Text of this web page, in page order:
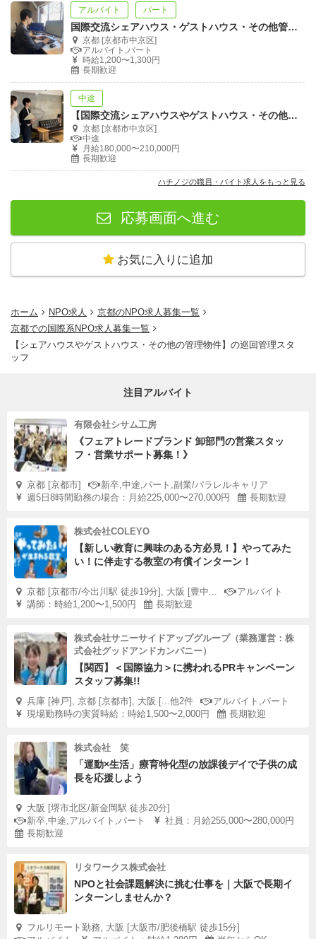
アルバイト パート
国際交流シェアハウス・ゲストハウス・その他管理物件の運営サポートスタッフ
京都 [京都市中京区]
アルバイト,パート
時給1,200〜1,300円
長期歓迎
中途
【国際交流シェアハウスやゲストハウス・その他管理物件】の経理・バックオフィス業務
京都 [京都市中京区]
中途
月給180,000〜210,000円
長期歓迎
ハチノジの職員・バイト求人をもっと見る
応募画面へ進む
お気に入りに追加
ホーム NPO求人
京都のNPO求人募集一覧
京都での国際系NPO求人募集一覧
【シェアハウスやゲストハウス・その他の管理物件】の巡回管理スタ
ッフ
注目アルバイト
有限会社シサム工房
《フェアトレードブランド 卸部門の営業スタッ
フ・営業サポート募集！》
京都 [京都市]
新卒,中途,パート,副業/パラレルキャリア
週5日8時間勤務の場合：月給225,000〜270,000円
長期歓迎
株式会社COLEYO
【新しい教育に興味のある方必見！】やってみた
い！に伴走する教室の有償インターン！
京都 [京都市/今出川駅 徒歩19分], 大阪 [豊中...
アルバイト
講師：時給1,200〜1,500円
長期歓迎
株式会社サニーサイドアップグループ（業務運営：株
式会社グッドアンドカンパニー）
【関西】＜国際協力＞に携われるPRキャンペーン
スタッフ募集!!
兵庫 [神戸], 京都 [京都市], 大阪 [...他2件
アルバイト,パート
現場勤務時の実質時給：時給1,500〜2,000円
長期歓迎
株式会社 笑
「運動×生活」療育特化型の放課後デイで子供の成
長を応援しよう
大阪 [堺市北区/新金岡駅 徒歩20分]
新卒,中途,アルバイト,パート
社員：月給255,000〜280,000円
長期歓迎
リタワークス株式会社
NPOと社会課題解決に挑む仕事を｜大阪で長期イ
ンターンしませんか？
フルリモート勤務, 大阪 [大阪市/肥後橋駅 徒歩15分]